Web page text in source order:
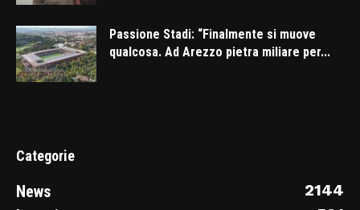
Passione Stadi: “Finalmente si muove
qualcosa. Ad Arezzo pietra miliare per...
Categorie
News
2144